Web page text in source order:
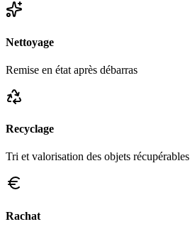
Nettoyage
Remise en état après débarras
Recyclage
Tri et valorisation des objets récupérables
Rachat